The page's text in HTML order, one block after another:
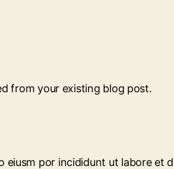
from your existing blog post.
por incididunt ut labore et